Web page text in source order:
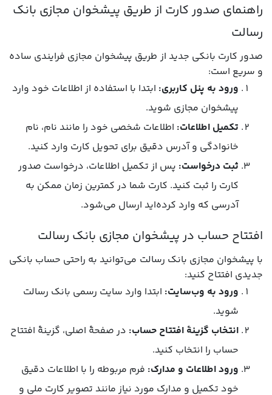
راهنمای صدور کارت از طریق پیشخوان مجازی بانک
رسالت
صدور کارت بانکی جدید از طریق پیشخوان مجازی فرایندی ساده
و سریع است:
ورود به پنل کاربری: ابتدا با استفاده از اطلاعات خود وارد
پیشخوان مجازی شوید.
تکمیل اطلاعات: اطلاعات شخصی خود را مانند نام، نام
خانوادگی و آدرس دقیق برای تحویل کارت وارد کنید.
ثبت درخواست: پس از تکمیل اطلاعات، درخواست صدور
کارت را ثبت کنید. کارت شما در کمترین زمان ممکن به
آدرسی که وارد کرده‌اید ارسال می‌شود.
افتتاح حساب در پیشخوان مجازی بانک رسالت
با پیشخوان مجازی بانک رسالت می‌توانید به راحتی حساب بانکی
جدیدی افتتاح کنید:
ورود به وب‌سایت: ابتدا وارد سایت رسمی بانک رسالت
شوید.
انتخاب گزینۀ افتتاح حساب: در صفحۀ اصلی، گزینۀ افتتاح
حساب را انتخاب کنید.
ورود اطلاعات و مدارک: فرم مربوطه را با اطلاعات دقیق
خود تکمیل و مدارک مورد نیاز مانند تصویر کارت ملی و